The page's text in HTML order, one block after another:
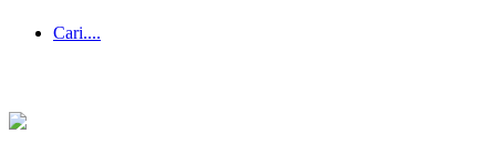
Cari....